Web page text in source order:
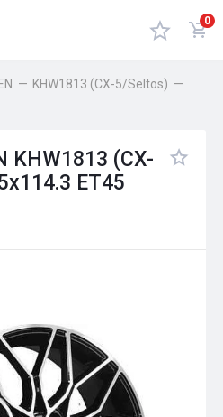
0
— KHW1813 (CX-5/Seltos) —
KHW1813 (CX-
ET45